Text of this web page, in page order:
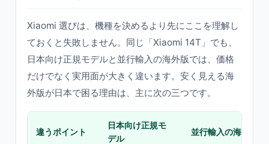
Xiaomi 選びは、機種を決めるより先にここを理解し
ておくと失敗しません。同じ「Xiaomi 14T」でも、
日本向け正規モデルと並行輸入の海外版では、価格
だけでなく実用面が大きく違います。安く見える海
外版が日本で困る理由は、主に次の三つです。
違うポイント
日本向け正規モ
デル
並行輸入の海外版